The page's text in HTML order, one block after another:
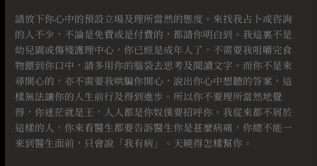
請放下你心中的預設立場及理所當然的態度。來找我占卜或咨詢
的人不少，不論是免費或是付費的，都請你明白到。我這裏不是
幼兒園或傷殘護理中心，你已經是成年人了，不需要我咀嚼完食
物餵到你口中，請多用你的腦袋去思考及閱讀文字。而你不是來
尋開心的，亦不需要我哄騙你開心，說出你心中想聽的答案，這
樣無法讓你的人生前行及得到進步。所以你不要理所當然地覺
得，你迷茫就是王，人人都是你奴僕要招呼你。我從來都不屑於
這樣的人，你來看醫生都要告訴醫生你是甚麼病痛，你總不能一
來到醫生面前，只會說「我有病」。天曉得怎樣幫你。